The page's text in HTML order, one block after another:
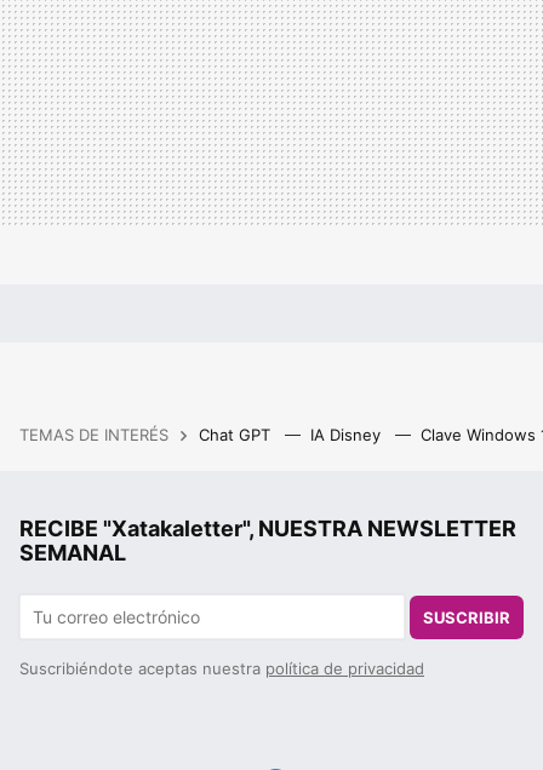
TEMAS DE INTERÉS Chat GPT IA Disney Clave Windows
RECIBE "Xatakaletter", NUESTRA NEWSLETTER
SEMANAL
SUSCRIBIR
Suscribiéndote aceptas nuestra política de privacidad